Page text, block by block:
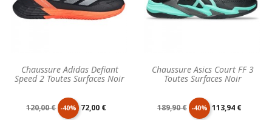
Chaussure Adidas Defiant
Speed 2 Toutes Surfaces Noir
Prix
120,00 € -40% Prix
72,00 €
Chaussure Asics Court FF 3
Toutes Surfaces Noir
Prix
189,90 € -40% Prix
113,94 €